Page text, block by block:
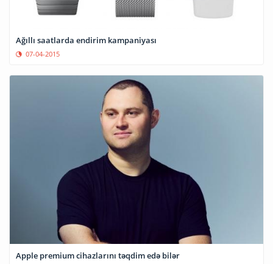
Ağıllı saatlarda endirim kampaniyası
07-04-2015
Apple premium cihazlarını təqdim edə bilər